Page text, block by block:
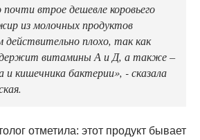
втрое дешевле коровьего
из молочных продуктов
плохо, так как
витамины А и Д, а также –
и кишечника бактерии», - сказала
отметила: этот продукт бывает